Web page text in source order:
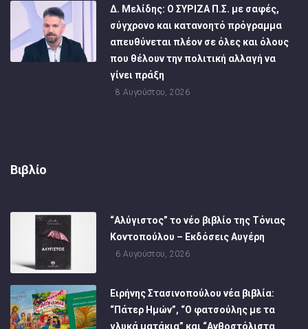
Δ. Μελίδης: Ο ΣΥΡΙΖΑ Π.Σ. με σαφές,
σύγχρονο και κατανοητό πρόγραμμα
απευθύνεται πλέον σε όλες και όλους
που θέλουν την πολιτική αλλαγή να
γίνει πράξη
8 Αυγούστου, 2026
Βιβλίο
“Αλύγιστος” το νέο βιβλίο της Τόνιας
Κοντοπούλου – Εκδόσεις Αυγέρη
6 Αυγούστου, 2026
Ειρήνης Στασινοπούλου νέα βιβλία:
“Πάτερ Ημών”, “Ο φατσούλης με τα
γλυκά ματάκια” και “Ανθοστόλιστα